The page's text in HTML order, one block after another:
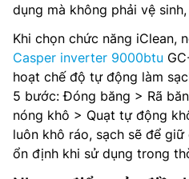
dụng mà không phải vệ
Khi chọn chức năng iClean,
Casper inverter 9000btu
hoạt chế độ tự động làm
5 bước: Đóng băng > Rã
nóng khô > Quạt tự động
luôn khô ráo, sạch sẽ để
ổn định khi sử dụng trong